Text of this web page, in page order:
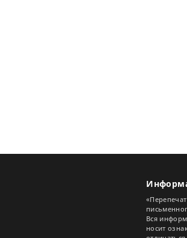
Вся
носит